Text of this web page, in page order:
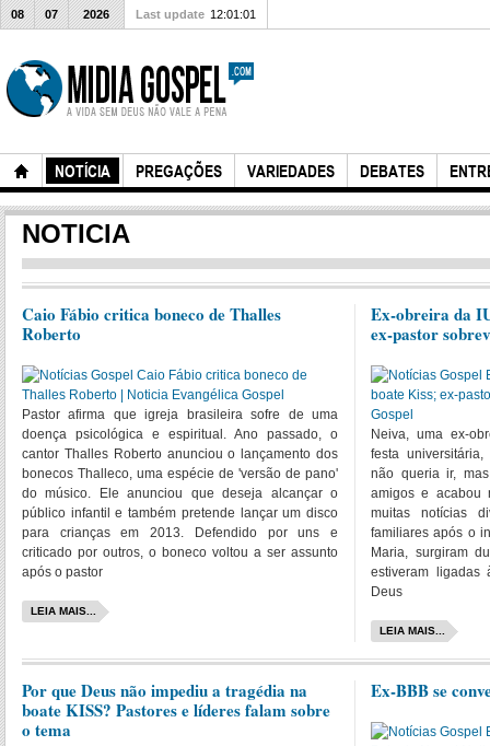
NOTÍCIA PREGAÇÕES VARIEDADES DEBATES
08 07 2026 Last update 12:01:01
NOTICIA
Caio Fábio critica boneco de Thalles
Roberto
Pastor afirma que igreja brasileira sofre de uma
doença psicológica e espiritual. Ano passado, o
cantor Thalles Roberto anunciou o lançamento dos
bonecos Thalleco, uma espécie de 'versão de pano'
do músico. Ele anunciou que deseja alcançar o
público infantil e também pretende lançar um disco
para crianças em 2013. Defendido por uns e
criticado por outros, o boneco voltou a ser assunto
após o pastor
LEIA MAIS...
Ex-obreira da
ex-pastor
Neiva, uma ex-
festa
não queria ir,
amigos e acabou
muitas notícias
familiares após o
Maria, surgiram
estiveram
Deus
LEIA MAIS...
Por que Deus não impediu a tragédia na
boate KISS? Pastores e líderes falam sobre
o tema
Ex-BBB se